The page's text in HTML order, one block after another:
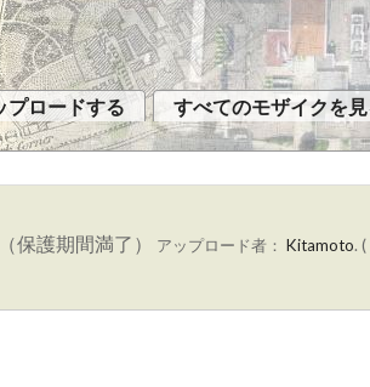
プロードする
すべてのモザイクを
保護期間満了） アップロード者： Kitamoto. (